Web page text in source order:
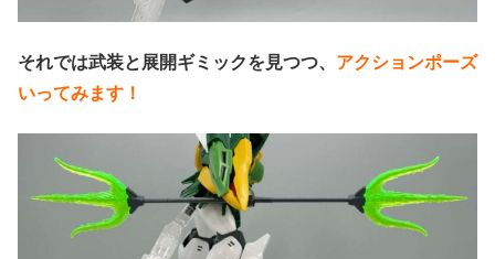
それでは武装と展開ギミックを見つつ、 アクションポーズ
いってみます！